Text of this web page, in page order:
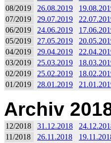
08/2019
26.08.2019
07/2019
29.07.2019
06/2019
24.06.2019
05/2019
27.05.2019
04/2019
29.04.2019
03/2019
25.03.2019
02/2019
25.02.2019
01/2019
28.01.2019
Archiv
12/2018 31.12.2018
11/2018
26.11.2018